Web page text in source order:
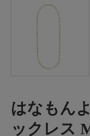
はなもん
ックレス